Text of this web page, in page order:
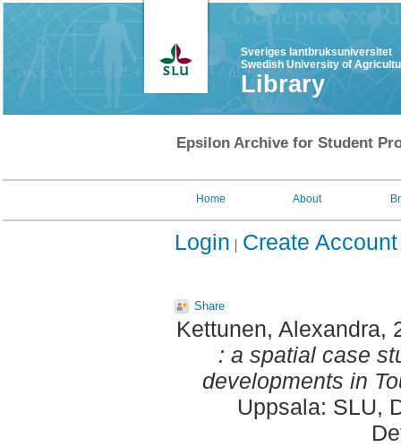
Sveriges lantbruksuniversitet
Swedish University of
Library
Epsilon Archive for Student
Home About
Login Create Account
Share
Kettunen, Alexandra,
: a spatial case
developments in
Uppsala: SLU,